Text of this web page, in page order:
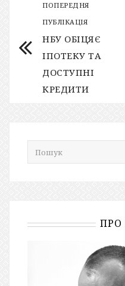
ПОПЕРЕДНЯ
ПУБЛІКАЦІЯ
НБУ ОБІЦЯЄ
ІПОТЕКУ ТА
ДОСТУПНІ
КРЕДИТИ
ПРО